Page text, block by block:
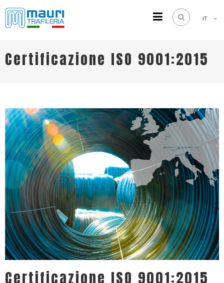
IT
Certificazione ISO 9001:2015
Certificazione ISO 9001:2015